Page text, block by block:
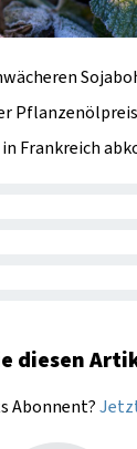
Frankreich
diesen
Abonnent?